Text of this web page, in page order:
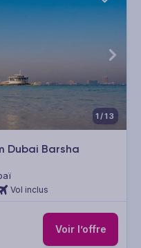
1/13
Dubai Barsha
Vol inclus
Voir l’offre